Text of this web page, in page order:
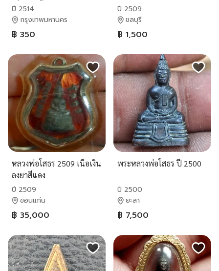
เลี่ยมกันน้ำพร้อมบูชา สวย
ครับ
ปี 2514
กรุงเทพมหานคร
฿ 350
ปี 2509
ชลบุรี
฿ 1,500
หลวงพ่อโสธร 2509 เนื้อเงิน
ลงยาสีแดง
ปี 2509
ขอนแก่น
฿ 35,000
พระหลวงพ่อโสธร ปี 2500
ปี 2500
ยะลา
฿ 7,500